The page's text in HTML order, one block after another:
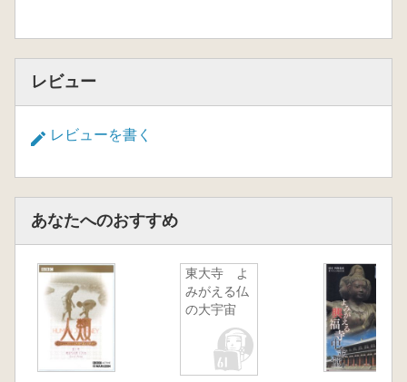
レビュー
レビューを書く
あなたへのおすすめ
東大寺 よ
みがえる仏
の大宇宙